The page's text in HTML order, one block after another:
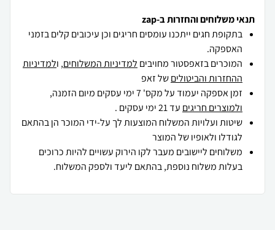
תנאי משלוחים והחזרות ב-zap
בתקופת חגים ייתכנו עומסים חריגים וכן עיכובים קלים בזמני
האספקה.
המוכרים בזאפסטור מחויבים למדיניות המשלוחים, ולמדיניות
ההחזרות והביטוליםשל זאפ
זמן אספקה יעמוד על מקס' 7 ימי עסקים מיום הזמנה,
ולמוצרים חריגים עד 21 ימי עסקים .
שיטות ועלויות המשלוח המוצעות לך על-ידי המוכר הן בהתאם
לגודלו ולאופיו של המוצר
משלוחים ליישובים מעבר לקו הירוק עשויים להיות כרוכים
בעלות משלוח נוספת, בהתאם ליעד ולספק המשלוח.